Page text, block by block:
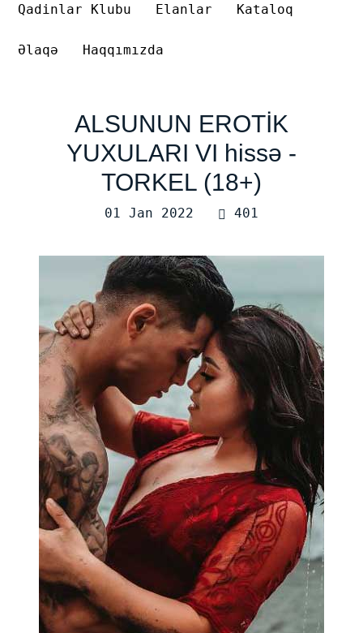
Qadinlar Klubu Elanlar Kataloq
Əlaqə Haqqımızda
ALSUNUN EROTİK
YUXULARI VI hissə -
TORKEL (18+)
01 Jan 2022 401